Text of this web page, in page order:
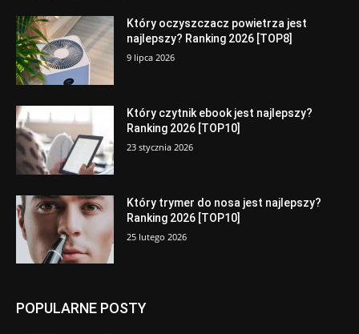
Który oczyszczacz powietrza jest
najlepszy? Ranking 2026 [TOP8]
9 lipca 2026
Który czytnik ebook jest najlepszy?
Ranking 2026 [TOP10]
23 stycznia 2026
Który trymer do nosa jest najlepszy?
Ranking 2026 [TOP10]
25 lutego 2026
POPULARNE POSTY